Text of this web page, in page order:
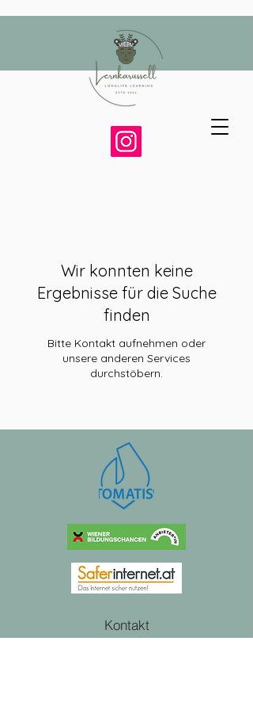
Wir konnten keine
Ergebnisse für die Suche
finden
Bitte Kontakt aufnehmen oder
unsere anderen Services
durchstöbern.
Kontakt